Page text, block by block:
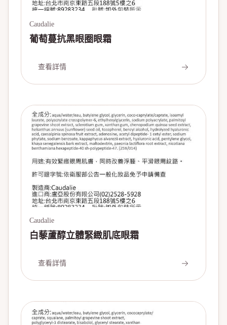
Caudalie
葡萄蔓抗黑眼圈眼霜
查看詳情
Caudalie
白藜蘆醇立體緊緻肌底眼霜
查看詳情